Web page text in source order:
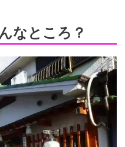
なところ？